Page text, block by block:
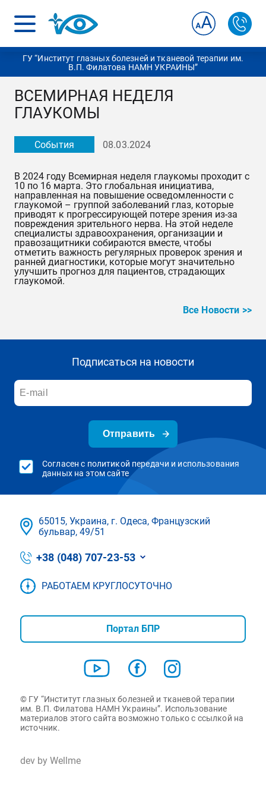
ГУ “Институт глазных болезней и тканевой терапии им.
В.П. Филатова НАМН УКРАИНЫ”
ВСЕМИРНАЯ НЕДЕЛЯ
ГЛАУКОМЫ
События 08.03.2024
В 2024 году Всемирная неделя глаукомы проходит с
10 по 16 марта. Это глобальная инициатива,
направленная на повышение осведомленности с
глаукомой – группой заболеваний глаз, которые
приводят к прогрессирующей потере зрения из-за
повреждения зрительного нерва. На этой неделе
специалисты здравоохранения, организации и
правозащитники собираются вместе, чтобы
отметить важность регулярных проверок зрения и
ранней диагностики, которые могут значительно
улучшить прогноз для пациентов, страдающих
глаукомой.
Все Новости >>
Подписаться на новости
Отправить
Согласен с политикой передачи и использования
данных на этом сайте
65015, Украина, г. Одеса, Французский
бульвар, 49/51
+38 (048) 707-23-53
РАБОТАЕМ КРУГЛОСУТОЧНО
Портал БПР
© ГУ “Институт глазных болезней и тканевой терапии
им. В.П. Филатова НАМН Украины”. Использование
материалов этого сайта возможно только с ссылкой на
источник.
dev by Wellme